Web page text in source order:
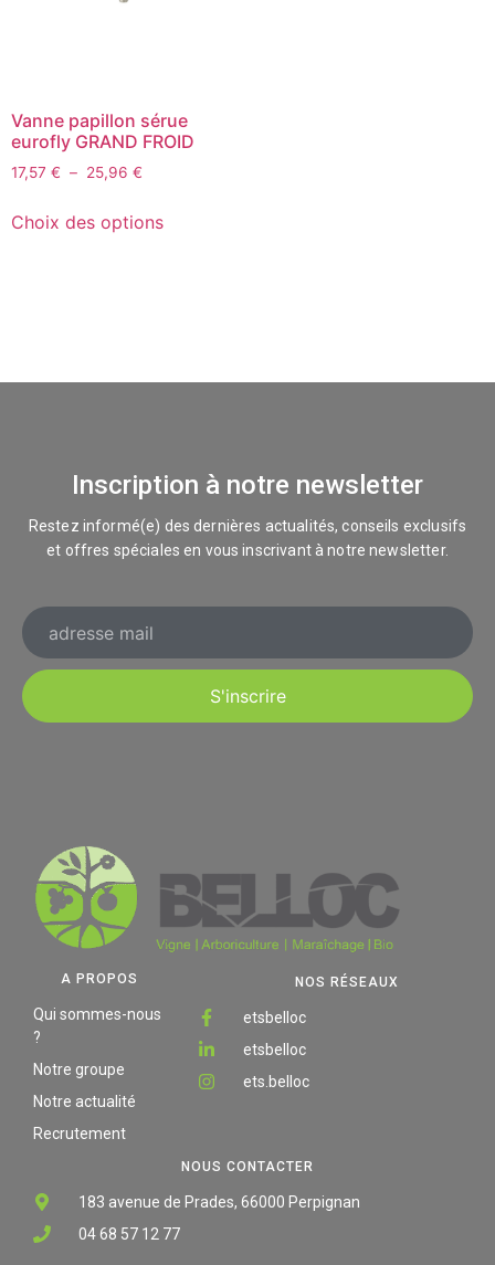
Vanne papillon sérue
eurofly GRAND FROID
17,57 € – 25,96 €
Choix des options
Inscription à notre newsletter
Restez informé(e) des dernières actualités, conseils exclusifs
et offres spéciales en vous inscrivant à notre newsletter.
S'inscrire
NOUS CONTACTER
183 avenue de Prades, 66000 Perpignan
04 68 57 12 77
NOS RÉSEAUX
etsbelloc
etsbelloc
ets.belloc
A PROPOS
Qui sommes-nous
?
Notre groupe
Notre actualité
Recrutement